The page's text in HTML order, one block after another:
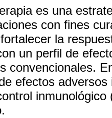
es una
con fines
la
un perfil de
convencionales.
efectos